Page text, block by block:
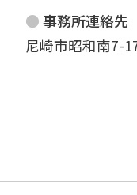
事務所連絡先
尼崎市昭和南7-